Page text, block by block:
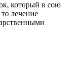
который в сою
лечение